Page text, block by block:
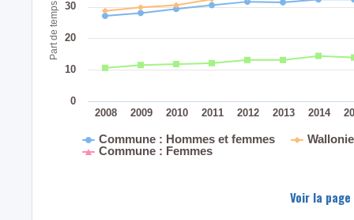
Commune : Hommes et femmes
Commune : Femmes
2008 2009 2010 2011 2012 2013 2014
0
10
20
30
Voir la